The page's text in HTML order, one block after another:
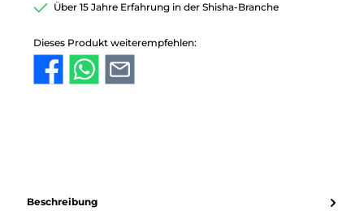
Über 15 Jahre Erfahrung in der Shisha-Branche
Dieses Produkt weiterempfehlen:
Beschreibung